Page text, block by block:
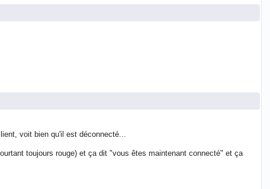
voit bien qu'il est déconnecté...
toujours rouge) et ça dit "vous êtes maintenant connecté" et ça